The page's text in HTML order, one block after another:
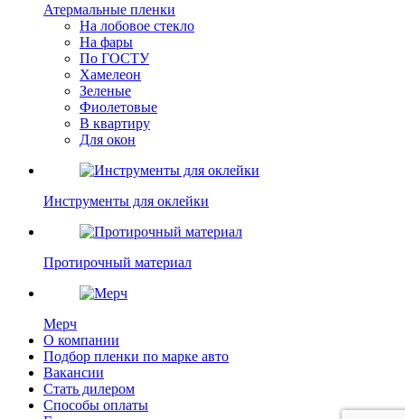
Атермальные пленки
На лобовое стекло
На фары
По ГОСТУ
Хамелеон
Зеленые
Фиолетовые
В квартиру
Для окон
Инструменты для оклейки
Протирочный материал
Мерч
О компании
Подбор пленки по марке авто
Вакансии
Стать дилером
Способы оплаты